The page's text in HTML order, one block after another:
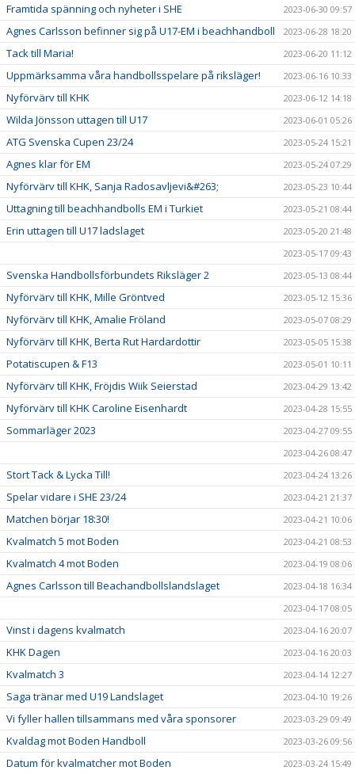
Framtida spänning och nyheter i SHE 2023-06-30 09:57
Agnes Carlsson befinner sig på U17-EM i beachhandboll 2023-06-28 18:20
Tack till Maria! 2023-06-20 11:12
Uppmärksamma våra handbollsspelare på riksläger! 2023-06-16 10:33
Nyförvärv till KHK 2023-06-12 14:18
Wilda Jönsson uttagen till U17 2023-06-01 05:26
ATG Svenska Cupen 23/24 2023-05-24 15:21
Agnes klar för EM 2023-05-24 07:29
Nyförvärv till KHK, Sanja Radosavljevi&#263; 2023-05-23 10:44
Uttagning till beachhandbolls EM i Turkiet 2023-05-21 08:44
Erin uttagen till U17 ladslaget
2023-05-20 21:48
2023-05-17 09:43
Svenska Handbollsförbundets Riksläger 2 2023-05-13 08:44
Nyförvärv till KHK, Mille Gröntved 2023-05-12 15:36
Nyförvärv till KHK, Amalie Fröland 2023-05-07 08:29
Nyförvärv till KHK, Berta Rut Hardardottir 2023-05-05 15:38
Potatiscupen & F13 2023-05-01 10:11
Nyförvärv till KHK, Fröjdis Wiik Seierstad 2023-04-29 13:42
Nyförvärv till KHK Caroline Eisenhardt 2023-04-28 15:55
Sommarläger 2023
2023-04-27 09:55
2023-04-26 08:47
Stort Tack & Lycka Till! 2023-04-24 13:26
Spelar vidare i SHE 23/24 2023-04-21 21:37
Matchen börjar 18:30! 2023-04-21 10:06
Kvalmatch 5 mot Boden 2023-04-21 08:53
Kvalmatch 4 mot Boden 2023-04-19 08:06
Agnes Carlsson till Beachandbollslandslaget
2023-04-18 16:34
2023-04-17 08:05
Vinst i dagens kvalmatch 2023-04-16 20:07
KHK Dagen 2023-04-16 20:03
Kvalmatch 3 2023-04-14 12:27
Saga tränar med U19 Landslaget 2023-04-10 19:26
Vi fyller hallen tillsammans med våra sponsorer 2023-03-29 09:49
Kvaldag mot Boden Handboll 2023-03-26 09:56
Datum för kvalmatcher mot Boden 2023-03-24 15:49